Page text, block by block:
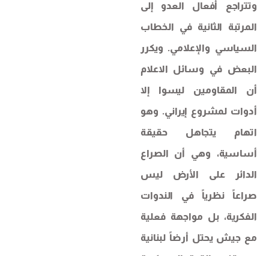
وتتراجع أفعال العدو إلى
المرتبة الثانية في الخطاب
السياسي والإعلامي. ويكرر
البعض في وسائل الاعلام
أن المقاومين ليسوا إلا
أدوات لمشروع إيراني. وهو
اتهام يتجاهل حقيقة
أساسية، وهي أن الصراع
الدائر على الأرض ليس
صراعاً نظرياً في الندوات
الفكرية، بل مواجهة فعلية
مع جيش يحتل أرضاً لبنانية